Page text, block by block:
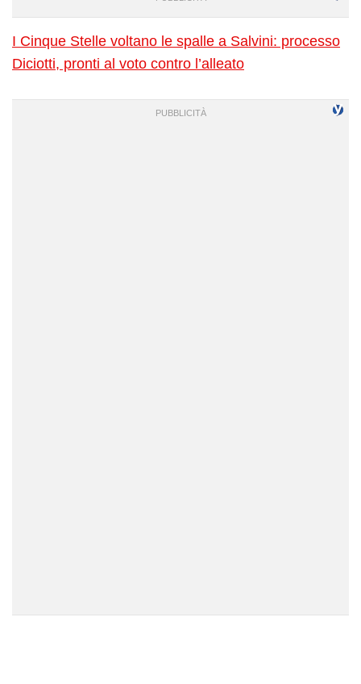
I Cinque Stelle voltano le spalle a Salvini: processo
Diciotti, pronti al voto contro l’alleato